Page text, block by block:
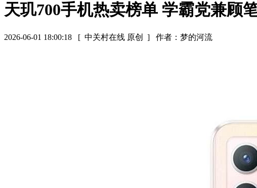
天玑700手机热卖榜单 学霸党兼顾
2026-06-01 18:00:18 [ 中关村在线 原创 ] 作者：梦的河流